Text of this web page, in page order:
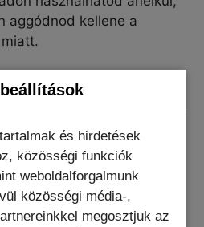
és hirdetések
közösségi funkciók
weboldalforgalmunk
közösségi média-,
megosztjuk az
aggódnod kellene a
sokáig
telefont a magasból való
hatásaitól, valamint a
A képernyő
és a beépített